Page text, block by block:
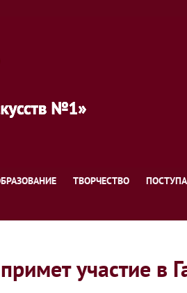
ТВОРЧЕСТВО
участие в